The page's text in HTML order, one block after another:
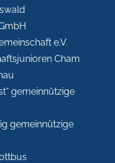
e.V.
Cham
gemeinnützige
gemeinnützige